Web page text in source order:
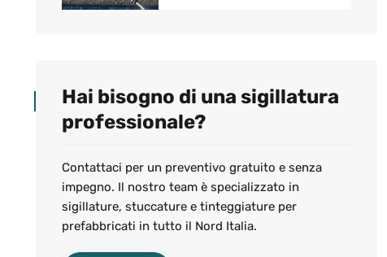
Hai bisogno di una sigillatura
professionale?
Contattaci per un preventivo gratuito e senza
impegno. Il nostro team è specializzato in
sigillature, stuccature e tinteggiature per
prefabbricati in tutto il Nord Italia.